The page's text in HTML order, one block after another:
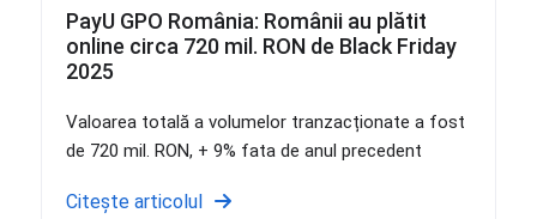
PayU GPO România: Românii au plătit
online circa 720 mil. RON de Black Friday
2025
Valoarea totală a volumelor tranzacționate a fost
de 720 mil. RON, + 9% fata de anul precedent
Citește articolul